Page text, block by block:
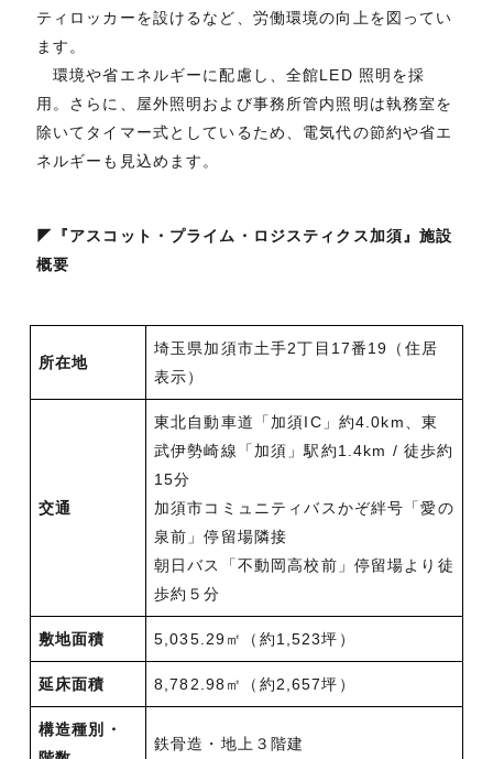
ティロッカーを設けるなど、労働環境の向上を図ってい
ます。
環境や省エネルギーに配慮し、全館LED 照明を採
用。さらに、屋外照明および事務所管内照明は執務室を
除いてタイマー式としているため、電気代の節約や省エ
ネルギーも見込めます。
◤『アスコット・プライム・ロジスティクス加須』施設
概要
所在地
埼玉県加須市土手2丁目17番19（住居
表示）
交通
東北自動車道「加須IC」約4.0km、東
武伊勢崎線「加須」駅約1.4km / 徒歩約
15分
加須市コミュニティバスかぞ絆号「愛の
泉前」停留場隣接
朝日バス「不動岡高校前」停留場より徒
歩約５分
敷地面積 5,035.29㎡（約1,523坪）
延床面積 8,782.98㎡（約2,657坪）
構造種別・
鉄骨造・地上３階建